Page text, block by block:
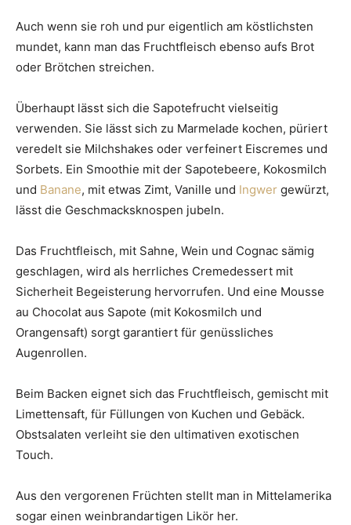
Auch wenn sie roh und pur eigentlich am köstlichsten
mundet, kann man das Fruchtfleisch ebenso aufs Brot
oder Brötchen streichen.
Überhaupt lässt sich die Sapotefrucht vielseitig
verwenden. Sie lässt sich zu Marmelade kochen, püriert
veredelt sie Milchshakes oder verfeinert Eiscremes und
Sorbets. Ein Smoothie mit der Sapotebeere, Kokosmilch
und Banane, mit etwas Zimt, Vanille und Ingwer gewürzt,
lässt die Geschmacksknospen jubeln.
Das Fruchtfleisch, mit Sahne, Wein und Cognac sämig
geschlagen, wird als herrliches Cremedessert mit
Sicherheit Begeisterung hervorrufen. Und eine Mousse
au Chocolat aus Sapote (mit Kokosmilch und
Orangensaft) sorgt garantiert für genüssliches
Augenrollen.
Beim Backen eignet sich das Fruchtfleisch, gemischt mit
Limettensaft, für Füllungen von Kuchen und Gebäck.
Obstsalaten verleiht sie den ultimativen exotischen
Touch.
Aus den vergorenen Früchten stellt man in Mittelamerika
sogar einen weinbrandartigen Likör her.